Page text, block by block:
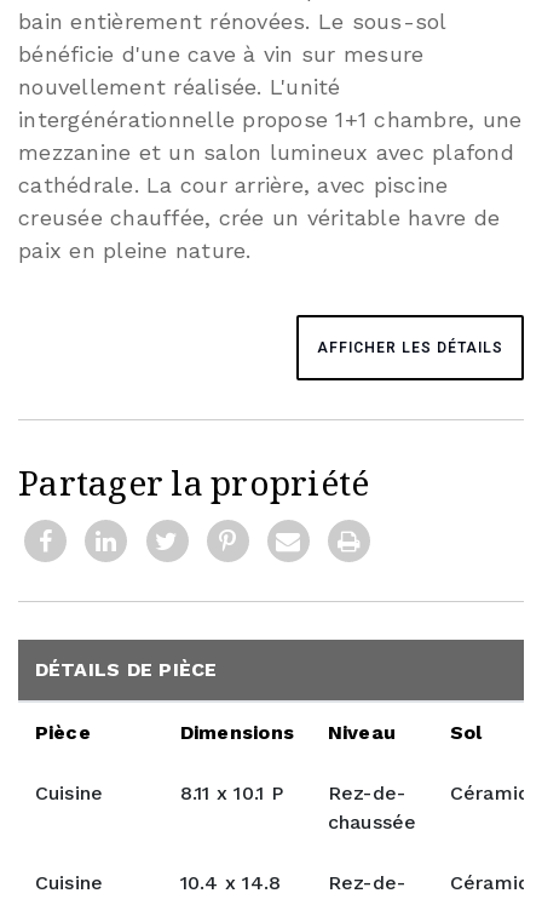
bain entièrement rénovées. Le sous-sol
bénéficie d'une cave à vin sur mesure
nouvellement réalisée. L'unité
intergénérationnelle propose 1+1 chambre, une
mezzanine et un salon lumineux avec plafond
cathédrale. La cour arrière, avec piscine
creusée chauffée, crée un véritable havre de
paix en pleine nature.
AFFICHER LES DÉTAILS
Partager la propriété
DÉTAILS DE PIÈCE
Pièce Dimensions Niveau Sol
Cuisine 8.11 x 10.1 P
Rez-de-
chaussée
Cuisine
10.4 x 14.8
Rez-de-